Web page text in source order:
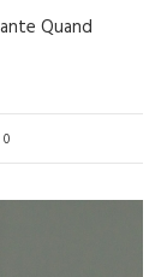
Quand
0